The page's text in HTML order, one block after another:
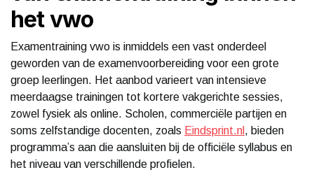
het vwo
Examentraining vwo is inmiddels een vast onderdeel
geworden van de examenvoorbereiding voor een grote
groep leerlingen. Het aanbod varieert van intensieve
meerdaagse trainingen tot kortere vakgerichte sessies,
zowel fysiek als online. Scholen, commerciële partijen en
soms zelfstandige docenten, zoals Eindsprint.nl , bieden
programma’s aan die aansluiten bij de officiële syllabus en
het niveau van verschillende profielen.